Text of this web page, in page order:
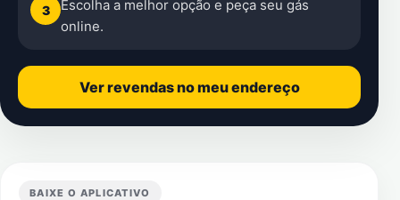
3
Escolha a melhor opção e peça seu gás
online.
Ver revendas no meu endereço
BAIXE O APLICATIVO